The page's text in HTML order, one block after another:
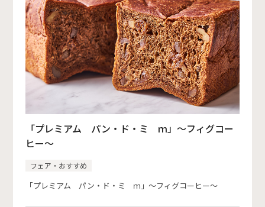
「プレミアム パン・ド・ミ ｍ」～フィグコー
ヒー～
フェア・おすすめ
「プレミアム パン・ド・ミ ｍ」～フィグコーヒー～